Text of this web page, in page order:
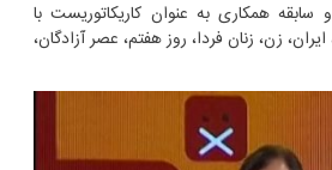
همکاری به عنوان کاریکاتوریست با
زن، زنان فردا، روز هفتم، عصر آزادگان،